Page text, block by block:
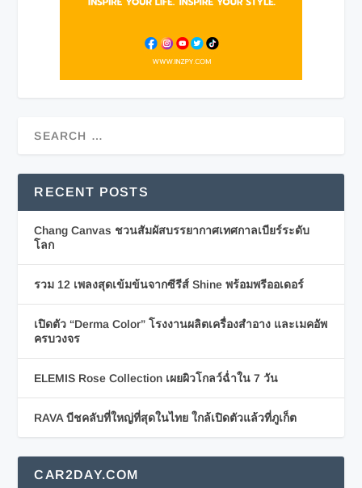
RECENT POSTS
Chang Canvas ชวนสัมผัสบรรยากาศเทศกาลเบียร์ระดับ
โลก
รวม 12 เพลงสุดเข้มข้นจากซีรีส์ Shine พร้อมพรีออเดอร์
เปิดตัว “Derma Color” โรงงานผลิตเครื่องสำอาง และเมคอัพ
ครบวงจร
ELEMIS Rose Collection เผยผิวโกลว์ฉ่ำใน 7 วัน
RAVA บีชคลับที่ใหญ่ที่สุดในไทย ใกล้เปิดตัวแล้วที่ภูเก็ต
CAR2DAY.COM